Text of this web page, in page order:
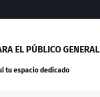
EL PÚBLICO GENERAL
tu espacio dedicado